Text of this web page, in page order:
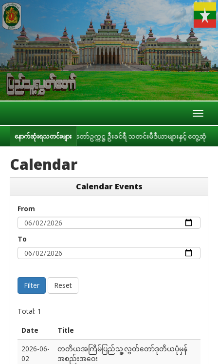
နောက်ဆုံးရသတင်းများ
ပြည်သူ့လွှတ်တော်ဥက္ကဋ္ဌ ဦးခင်ရီ သတင်းမီဒီယာများနှင့် တွေ့ဆုံ
Calendar
Calendar Events
From
To
Filter Reset
Total: 1
Date
Title
2026-06-
02
တတိယအကြိမ်ပြည်သူ့လွှတ်တော်ဒုတိယပုံမှန်
အစည်းအဝေး